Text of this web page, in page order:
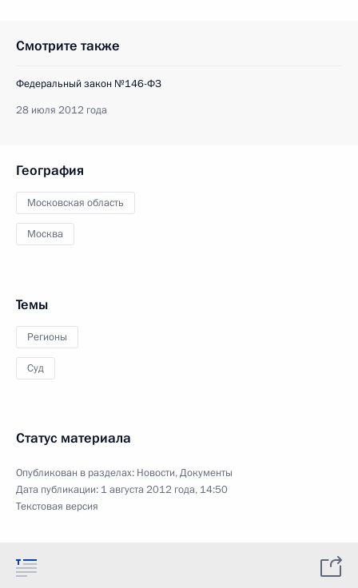
Смотрите также
Федеральный закон №146-ФЗ
28 июля 2012 года
География
Московская область
Москва
Темы
Регионы
Суд
Статус материала
Опубликован в разделах: Новости,Документы
Дата публикации: 1 августа 2012 года, 14:50
Текстовая версия